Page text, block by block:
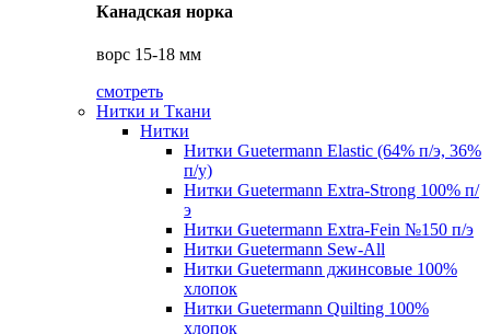
Канадская норка
ворс 15-18 мм
смотреть
Нитки и Ткани
Нитки
Нитки Guetermann Elastic (64% п/э, 36%
п/у)
Нитки Guetermann Extra-Strong 100% п/
э
Нитки Guetermann Extra-Fein №150 п/э
Нитки Guetermann Sew-All
Нитки Guetermann джинсовые 100%
хлопок
Нитки Guetermann Quilting 100%
хлопок